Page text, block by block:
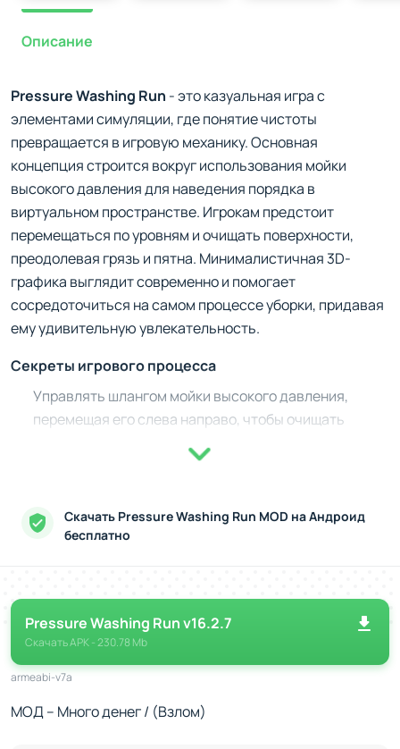
Описание
Pressure Washing Run - это казуальная игра с
элементами симуляции, где понятие чистоты
превращается в игровую механику. Основная
концепция строится вокруг использования мойки
высокого давления для наведения порядка в
виртуальном пространстве. Игрокам предстоит
перемещаться по уровням и очищать поверхности,
преодолевая грязь и пятна. Минималистичная 3D-
графика выглядит современно и помогает
сосредоточиться на самом процессе уборки, придавая
ему удивительную увлекательность.
Секреты игрового процесса
Управлять шлангом мойки высокого давления,
перемещая его слева направо, чтобы очищать
Собирать воду для пополнения резервуара и
Обходить препятствия и зарабатывать очки опыта
за быстроту и точность выполнения заданий.
Что делает игру привлекательной
Простота управления - играет важную роль, делая
игру доступной для любой возрастной категории.
новые задания и уникальные поверхности для
Скачать Pressure Washing Run MOD на Андроид
бесплатно
Pressure Washing Run v16.2.7
СкачатьAPK- 230.78 Mb
armeabi-v7a
МОД – Много денег / (Взлом)